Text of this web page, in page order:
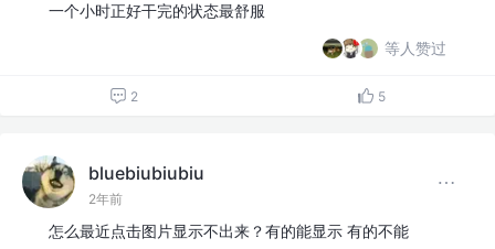
一个小时正好干完的状态最舒服
等人赞过
2 5
bluebiubiubiu
2年前
怎么最近点击图片显示不出来？有的能显示 有的不能